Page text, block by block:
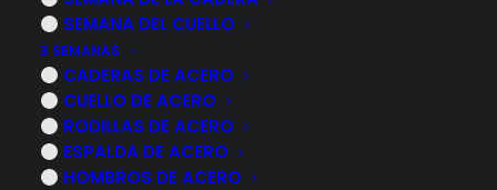
SEMANA DEL CUELLO
3 SEMANAS
CADERAS DE ACERO
CUELLO DE ACERO
RODILLAS DE ACERO
ESPALDA DE ACERO
HOMBROS DE ACERO
sindrome de la
cintilla iliotibial o
rodilla de corredor
14 NOVIEMBRE, 2022 |